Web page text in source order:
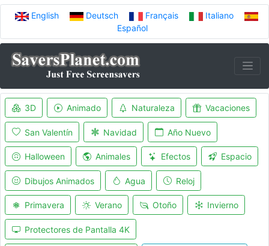
English Deutsch Français
Italiano
Español
3D Animado Naturaleza Vacaciones
San Valentín Navidad Año Nuevo
Halloween Animales Efectos Espacio
Dibujos Animados Agua Reloj
Primavera Verano Otoño Invierno
Protectores de Pantalla 4K